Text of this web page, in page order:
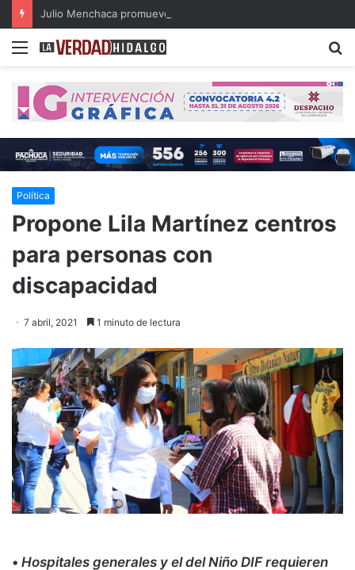
Menu
Política
Propone Lila Martínez centros
para personas con
discapacidad
7 abril, 2021 1 minuto de lectura
• Hospitales generales y el del Niño DIF requieren